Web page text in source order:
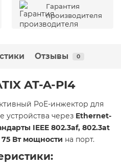
Гарантия
производителя
Отзывы 0
AT-A-PI4
PoE-инжектор для
устройства через Ethernet-
IEEE 802.3af, 802.3at
Вт мощности на порт.